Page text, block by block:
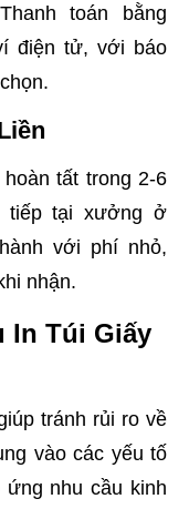
toán bằng
điện tử, với báo
tất trong 2-6
tiếp tại xưởng ở
với phí nhỏ,
nhận.
In Túi Giấy
tránh rủi ro về
vào các yếu tố
nhu cầu kinh